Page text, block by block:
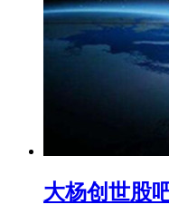
大杨创世股